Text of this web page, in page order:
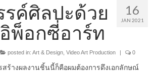
16
JAN 2021
รค์ศิลปะด้วย
พ็อกซี่อาร์ท
posted in: Art & Design Video Art Production | 0
ร้างผลงานชิ้นนี้ก็คือผมต้องการดึงเอกลักษณ์